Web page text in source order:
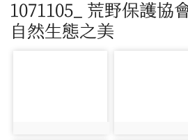
1071105_ 荒野保護協
自然生態之美